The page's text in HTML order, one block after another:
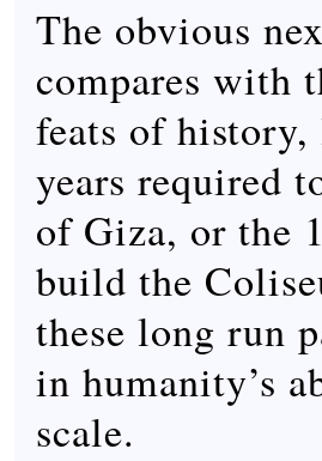
The obvious
compares with
feats of
years required
of Giza, or the
build the
these long run
in humanity’s
scale.